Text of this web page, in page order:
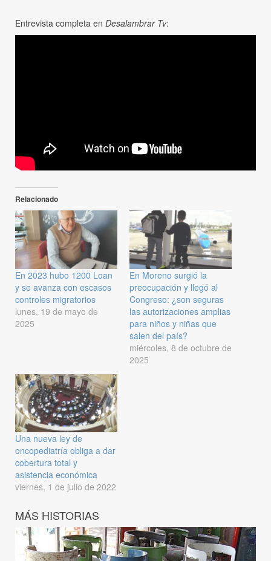
Entrevista completa en Desalambrar Tv:
Relacionado
En 2023 hubo 1200 Loan
y se avanza con escasos
controles migratorios
lunes, 19 de mayo de
2025
En Moreno surgió la
preocupación y llegó al
Congreso: ¿son seguras
las autorizaciones amplias
para niños y niñas que
salen del país?
miércoles, 8 de octubre de
2025
Una nueva ley de
oncopediatría obliga a dar
cobertura total y
asistencia económica
viernes, 1 de julio de 2022
MÁS HISTORIAS